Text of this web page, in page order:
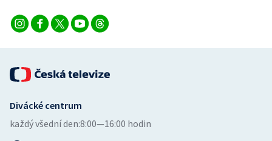
Ostatní
Divácké centrum
každý všední den:8:00—16:00 hodin